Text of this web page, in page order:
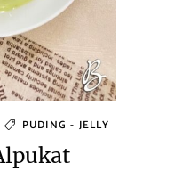
PUDING - JELLY